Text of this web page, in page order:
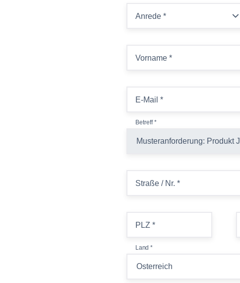
Anrede *
Vorname *
E-Mail *
Betreff*
Straße / Nr. *
PLZ *
Land *